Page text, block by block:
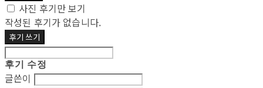
사진 후기만 보기
작성된 후기가 없습니다.
후기 쓰기
후기 수정
글쓴이